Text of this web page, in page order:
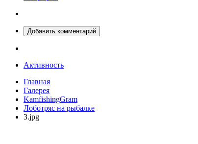
Добавить комментарий
Активность
Главная
Галерея
KamfishingGram
Лоботряс на рыбалке
3.jpg